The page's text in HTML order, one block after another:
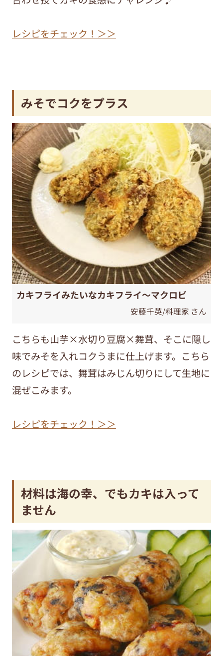
レシピをチェック！＞＞
みそでコクをプラス
カキフライみたいなカキフライ～マクロビ
安藤千英/料理家 さん
こちらも山芋×水切り豆腐×舞茸、そこに隠し
味でみそを入れコクうまに仕上げます。こちら
のレシピでは、舞茸はみじん切りにして生地に
混ぜこみます。
レシピをチェック！＞＞
材料は海の幸、でもカキは入って
ません